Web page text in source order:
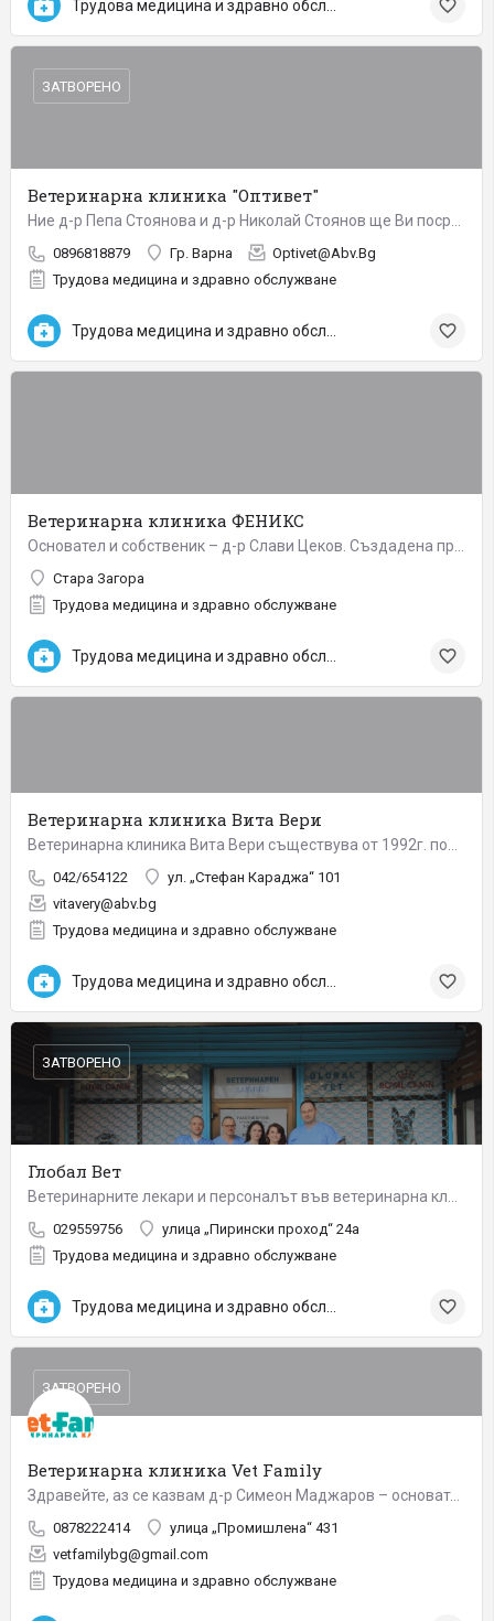
Ветеринарна клиника "Оптивет"
0896818879 Гр. Варна
Optivet@Abv.Bg
Трудова медицина и здравно обслужване
ЗАТВОРЕНО
Ветеринарна клиника ФЕНИКС
Стара Загора
Трудова медицина и здравно обслужване
Ветеринарна клиника Вита Вери
042/654122
ул. „Стефан Караджа“ 101
vitavery@abv.bg
Трудова медицина и здравно обслужване
Глобал Вет
029559756
улица „Пирински проход“ 24a
Трудова медицина и здравно обслужване
ЗАТВОРЕНО
Ветеринарна клиника Vet Family
Здравейте, аз се казвам д-р Симеон Маджаров – основател и главен специалист във ветеринарна клиника VET…
0878222414
улица „Промишлена“ 431
vetfamilybg@gmail.com
Трудова медицина и здравно обслужване
ЗАТВОРЕНО